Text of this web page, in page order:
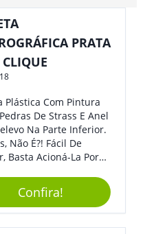
PRATA
Plástica Com Pintura
De Strass E Anel
Na Parte Inferior.
Não É?! Fácil De
Basta Acioná-La Por
Confira!